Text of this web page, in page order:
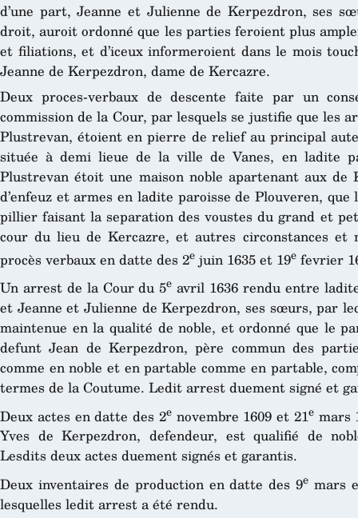
d’une part, Jeanne et Julienne de Kerpezdron, ses
droit, auroit ordonné que les parties feroient plus
et filiations, et d’iceux informeroient dans le mois
Jeanne de Kerpezdron, dame de Kercazre.
Deux proces-verbaux de descente faite par un
commission de la Cour, par lesquels se justifie que les
Plustrevan, étoient en pierre de relief au principal
située à demi lieue de la ville de Vanes, en ladite
Plustrevan étoit une maison noble apartenant aux de
d’enfeuz et armes en ladite paroisse de Plouveren,
pillier faisant la separation des voustes du grand et
cour du lieu de Kercazre, et autres circonstances et
procès verbaux en datte des 2e juin 1635 et 19e fevrier
Un arrest de la Cour du 5e avril 1636 rendu entre
et Jeanne et Julienne de Kerpezdron, ses sœurs, par
maintenue en la qualité de noble, et ordonné que le
defunt Jean de Kerpezdron, père commun des
comme en noble et en partable comme en partable,
termes de la Coutume. Ledit arrest duement signé et
Deux actes en datte des 2enovembre 1609 et 21emars
Yves de Kerpezdron, defendeur, est qualifié de
Lesdits deux actes duement signés et garantis.
Deux inventaires de production en datte des 9e mars
lesquelles ledit arrest a été rendu.